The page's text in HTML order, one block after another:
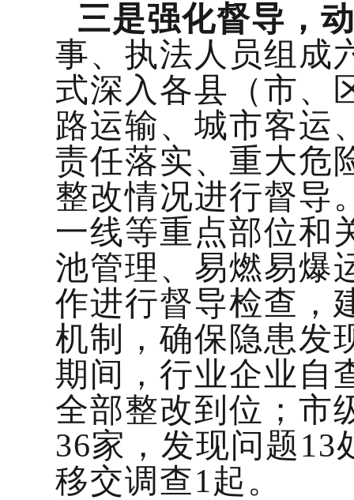
三是强化督导，
事、执法人员组成
式深入各县（市、
路运输、城市客运
责任落实、重大危
整改情况进行督导
一线等重点部位和
池管理、易燃易爆
作进行督导检查
机制，确保隐患发
期间，行业企业自
全部整改到位；市
36家，发现问题13
移交调查1起。